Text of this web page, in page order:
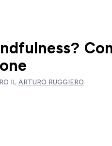
IL ARTURO RUGGIERO